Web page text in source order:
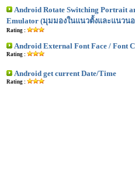
Android Rotate Switching Portrait
Emulator (มุมมองในแนวตั้งและแนวน
Rating :
Android External Font Face / Font
Rating :
Android get current Date/Time
Rating :